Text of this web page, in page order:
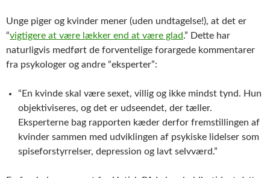
Unge piger og kvinder mener (uden undtagelse!), at det er
“vigtigere at være lækker end at være glad.” Dette har
naturligvis medført de forventelige forargede kommentarer
fra psykologer og andre “eksperter”:
“En kvinde skal være sexet, villig og ikke mindst tynd. Hun
objektiviseres, og det er udseendet, der tæller.
Eksperterne bag rapporten kæder derfor fremstillingen af
kvinder sammen med udviklingen af psykiske lidelser som
spiseforstyrrelser, depression og lavt selvværd.”